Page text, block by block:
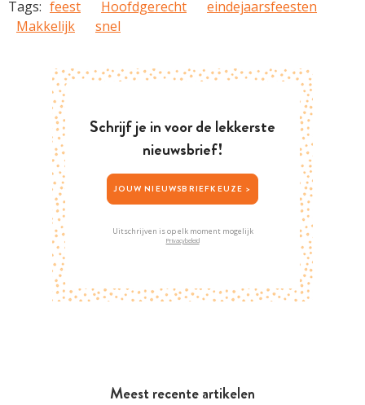
Meest recente artikelen
Tags: feest Hoofdgerecht
eindejaarsfeesten
Makkelijk
snel
Schrijf je in voor de lekkerste
nieuwsbrief!
JOUW NIEUWSBRIEFKEUZE >
Uitschrijven is op elk moment mogelijk
Privacybeleid